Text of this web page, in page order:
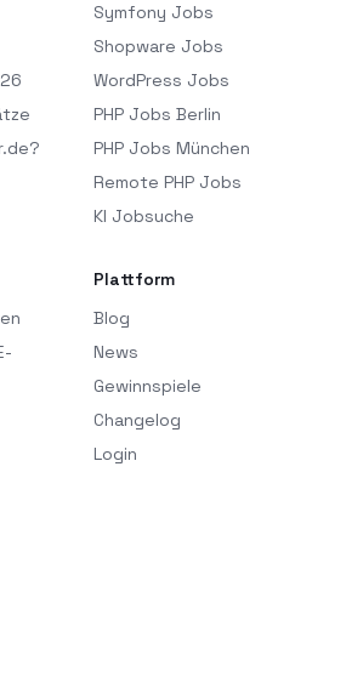
Symfony Jobs
Shopware Jobs
WordPress Jobs
PHP Jobs Berlin
PHP Jobs München
Remote PHP Jobs
KI Jobsuche
Plattform
Blog
News
Gewinnspiele
Changelog
Login